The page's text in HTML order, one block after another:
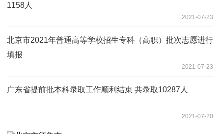
1158人
2021-07-23
北京市2021年普通高等学校招生专科（高职）批次志愿进行
填报
2021-07-23
广东省提前批本科录取工作顺利结束 共录取10287人
2021-07-20